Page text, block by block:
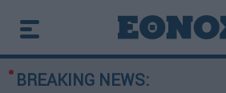
BREAKING NEWS: